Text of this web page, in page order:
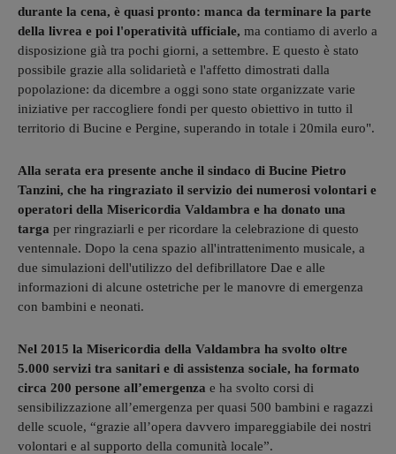
durante la cena, è quasi pronto: manca da terminare la parte
della livrea e poi l'operatività ufficiale, ma contiamo di averlo a
disposizione già tra pochi giorni, a settembre. E questo è stato
possibile grazie alla solidarietà e l'affetto dimostrati dalla
popolazione: da dicembre a oggi sono state organizzate varie
iniziative per raccogliere fondi per questo obiettivo in tutto il
territorio di Bucine e Pergine, superando in totale i 20mila euro".
Alla serata era presente anche il sindaco di Bucine Pietro
Tanzini, che ha ringraziato il servizio dei numerosi volontari e
operatori della Misericordia Valdambra e ha donato una
targa per ringraziarli e per ricordare la celebrazione di questo
ventennale. Dopo la cena spazio all'intrattenimento musicale, a
due simulazioni dell'utilizzo del defibrillatore Dae e alle
informazioni di alcune ostetriche per le manovre di emergenza
con bambini e neonati.
Nel 2015 la Misericordia della Valdambra ha svolto oltre
5.000 servizi tra sanitari e di assistenza sociale, ha formato
circa 200 persone all’emergenza e ha svolto corsi di
sensibilizzazione all’emergenza per quasi 500 bambini e ragazzi
delle scuole, “grazie all’opera davvero impareggiabile dei nostri
volontari e al supporto della comunità locale”.